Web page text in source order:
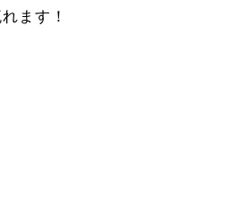
ます！